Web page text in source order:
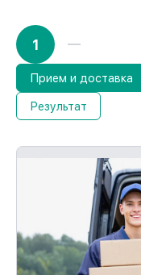
1
Прием и доставка
Результат